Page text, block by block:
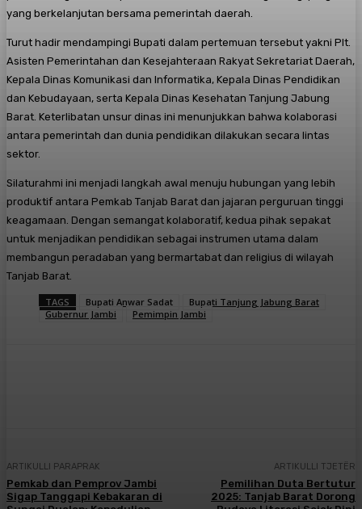
yang berkelanjutan bersama pemerintah daerah.
Turut hadir mendampingi Bupati dalam pertemuan tersebut yakni Plt.
Asisten Pemerintahan dan Kesejahteraan Rakyat Sekretariat Daerah,
Kepala Dinas Komunikasi dan Informatika, Kepala Dinas Pendidikan
dan Kebudayaan, serta Kepala Dinas Kesehatan Tanjung Jabung
Barat. Keterlibatan unsur dinas ini menunjukkan bahwa kolaborasi
antara pemerintah dan dunia pendidikan dilakukan secara lintas
sektor.
Silaturahmi ini menjadi langkah awal menuju hubungan yang lebih
produktif antara Pemkab Tanjab Barat dan jajaran perguruan tinggi
keagamaan. Dengan semangat kolaboratif, kedua pihak sepakat
untuk menjadikan pendidikan sebagai instrumen utama dalam
membangun peradaban yang bermartabat dan religius di wilayah
Tanjab Barat.
TAGS Bupati Anwar Sadat
Bupati Tanjung Jabung Barat
Gubernur Jambi
Pemimpin Jambi
ARTIKULLI PARAPRAK
Pemkab dan Pemprov Jambi
Sigap Tanggapi Kebakaran di
ARTIKULLI TJETËR
Pemilihan Duta Bertutur
2025: Tanjab Barat Dorong